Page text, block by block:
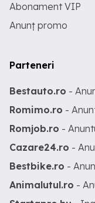
Abonament VIP
Anunț promo
Parteneri
Bestauto.ro -
Romimo.ro -
Romjob.ro -
Cazare24.ro -
Bestbike.ro -
Animalutul.ro -